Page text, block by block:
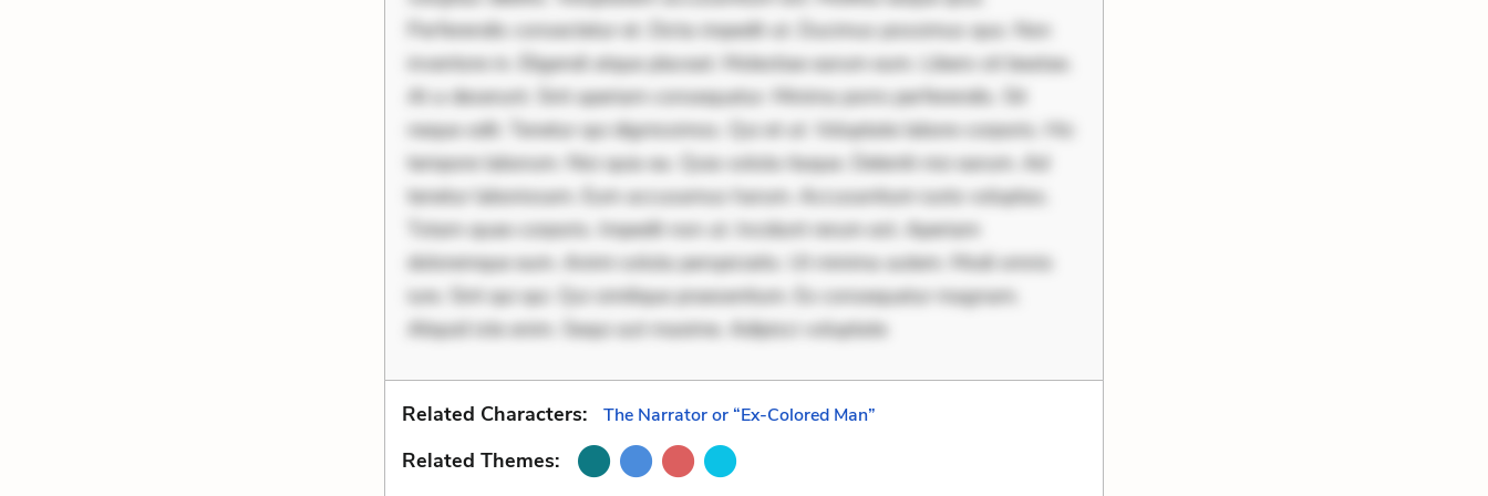
Perferendis consectetur et. Dicta impedit ut. Ducimus possimus quo. Non
inventore in. Eligendi atque placeat. Molestiae earum eum. Libero sit beatae.
At a deserunt. Sint aperiam consequatur. Minima porro perferendis. Sit
neque odit. Tenetur qui dignissimos. Qui et ut. Voluptate labore corporis. Hic
tempore laborum. Nisi quia ea. Quia soluta itaque. Deleniti nisi earum. Ad
tenetur laboriosam. Eum accusamus harum. Accusantium iusto voluptas.
Totam quae corporis. Impedit non ut. Incidunt rerum est. Aperiam
doloremque eum. Animi soluta perspiciatis. Ut minima autem. Modi omnis
iure. Sint qui qui. Qui similique praesentium. Ex consequatur magnam.
Aliquid iste enim. Sequi aut maxime. Adipisci voluptate
Related Characters: The Narrator or “Ex-Colored Man”
Related Themes: